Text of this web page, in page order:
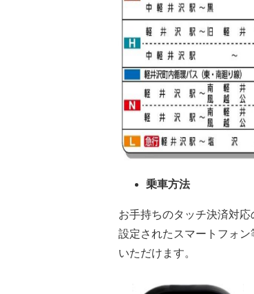
乗車方法
お手持ちのタッチ決済対
設定されたスマートフォン
いただけます。